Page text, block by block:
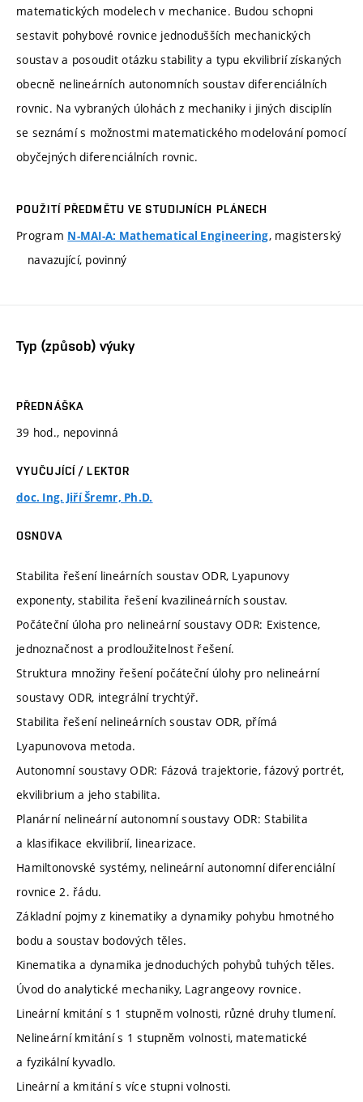
matematických modelech v mechanice. Budou schopni
sestavit pohybové rovnice jednodušších mechanických
soustav a posoudit otázku stability a typu ekvilibrií získaných
obecně nelineárních autonomních soustav diferenciálních
rovnic. Na vybraných úlohách z mechaniky i jiných disciplín
se seznámí s možnostmi matematického modelování pomocí
obyčejných diferenciálních rovnic.
POUŽITÍ PŘEDMĚTU VE STUDIJNÍCH PLÁNECH
Program N-MAI-A: Mathematical Engineering, magisterský
navazující, povinný
Typ (způsob) výuky
PŘEDNÁŠKA
39 hod., nepovinná
VYUČUJÍCÍ / LEKTOR
doc. Ing. Jiří Šremr, Ph.D.
OSNOVA
Stabilita řešení lineárních soustav ODR, Lyapunovy
exponenty, stabilita řešení kvazilineárních soustav.
Počáteční úloha pro nelineární soustavy ODR: Existence,
jednoznačnost a prodloužitelnost řešení.
Struktura množiny řešení počáteční úlohy pro nelineární
soustavy ODR, integrální trychtýř.
Stabilita řešení nelineárních soustav ODR, přímá
Lyapunovova metoda.
Autonomní soustavy ODR: Fázová trajektorie, fázový portrét,
ekvilibrium a jeho stabilita.
Planární nelineární autonomní soustavy ODR: Stabilita
a klasifikace ekvilibrií, linearizace.
Hamiltonovské systémy, nelineární autonomní diferenciální
rovnice 2. řádu.
Základní pojmy z kinematiky a dynamiky pohybu hmotného
bodu a soustav bodových těles.
Kinematika a dynamika jednoduchých pohybů tuhých těles.
Úvod do analytické mechaniky, Lagrangeovy rovnice.
Lineární kmitání s 1 stupněm volnosti, různé druhy tlumení.
Nelineární kmitání s 1 stupněm volnosti, matematické
a fyzikální kyvadlo.
Lineární a kmitání s více stupni volnosti.